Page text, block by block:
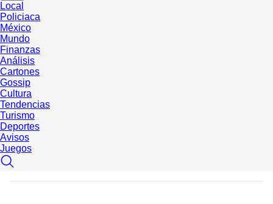
Local
Policiaca
México
Mundo
Finanzas
Análisis
Cartones
Gossip
Cultura
Tendencias
Turismo
Deportes
Avisos
Juegos